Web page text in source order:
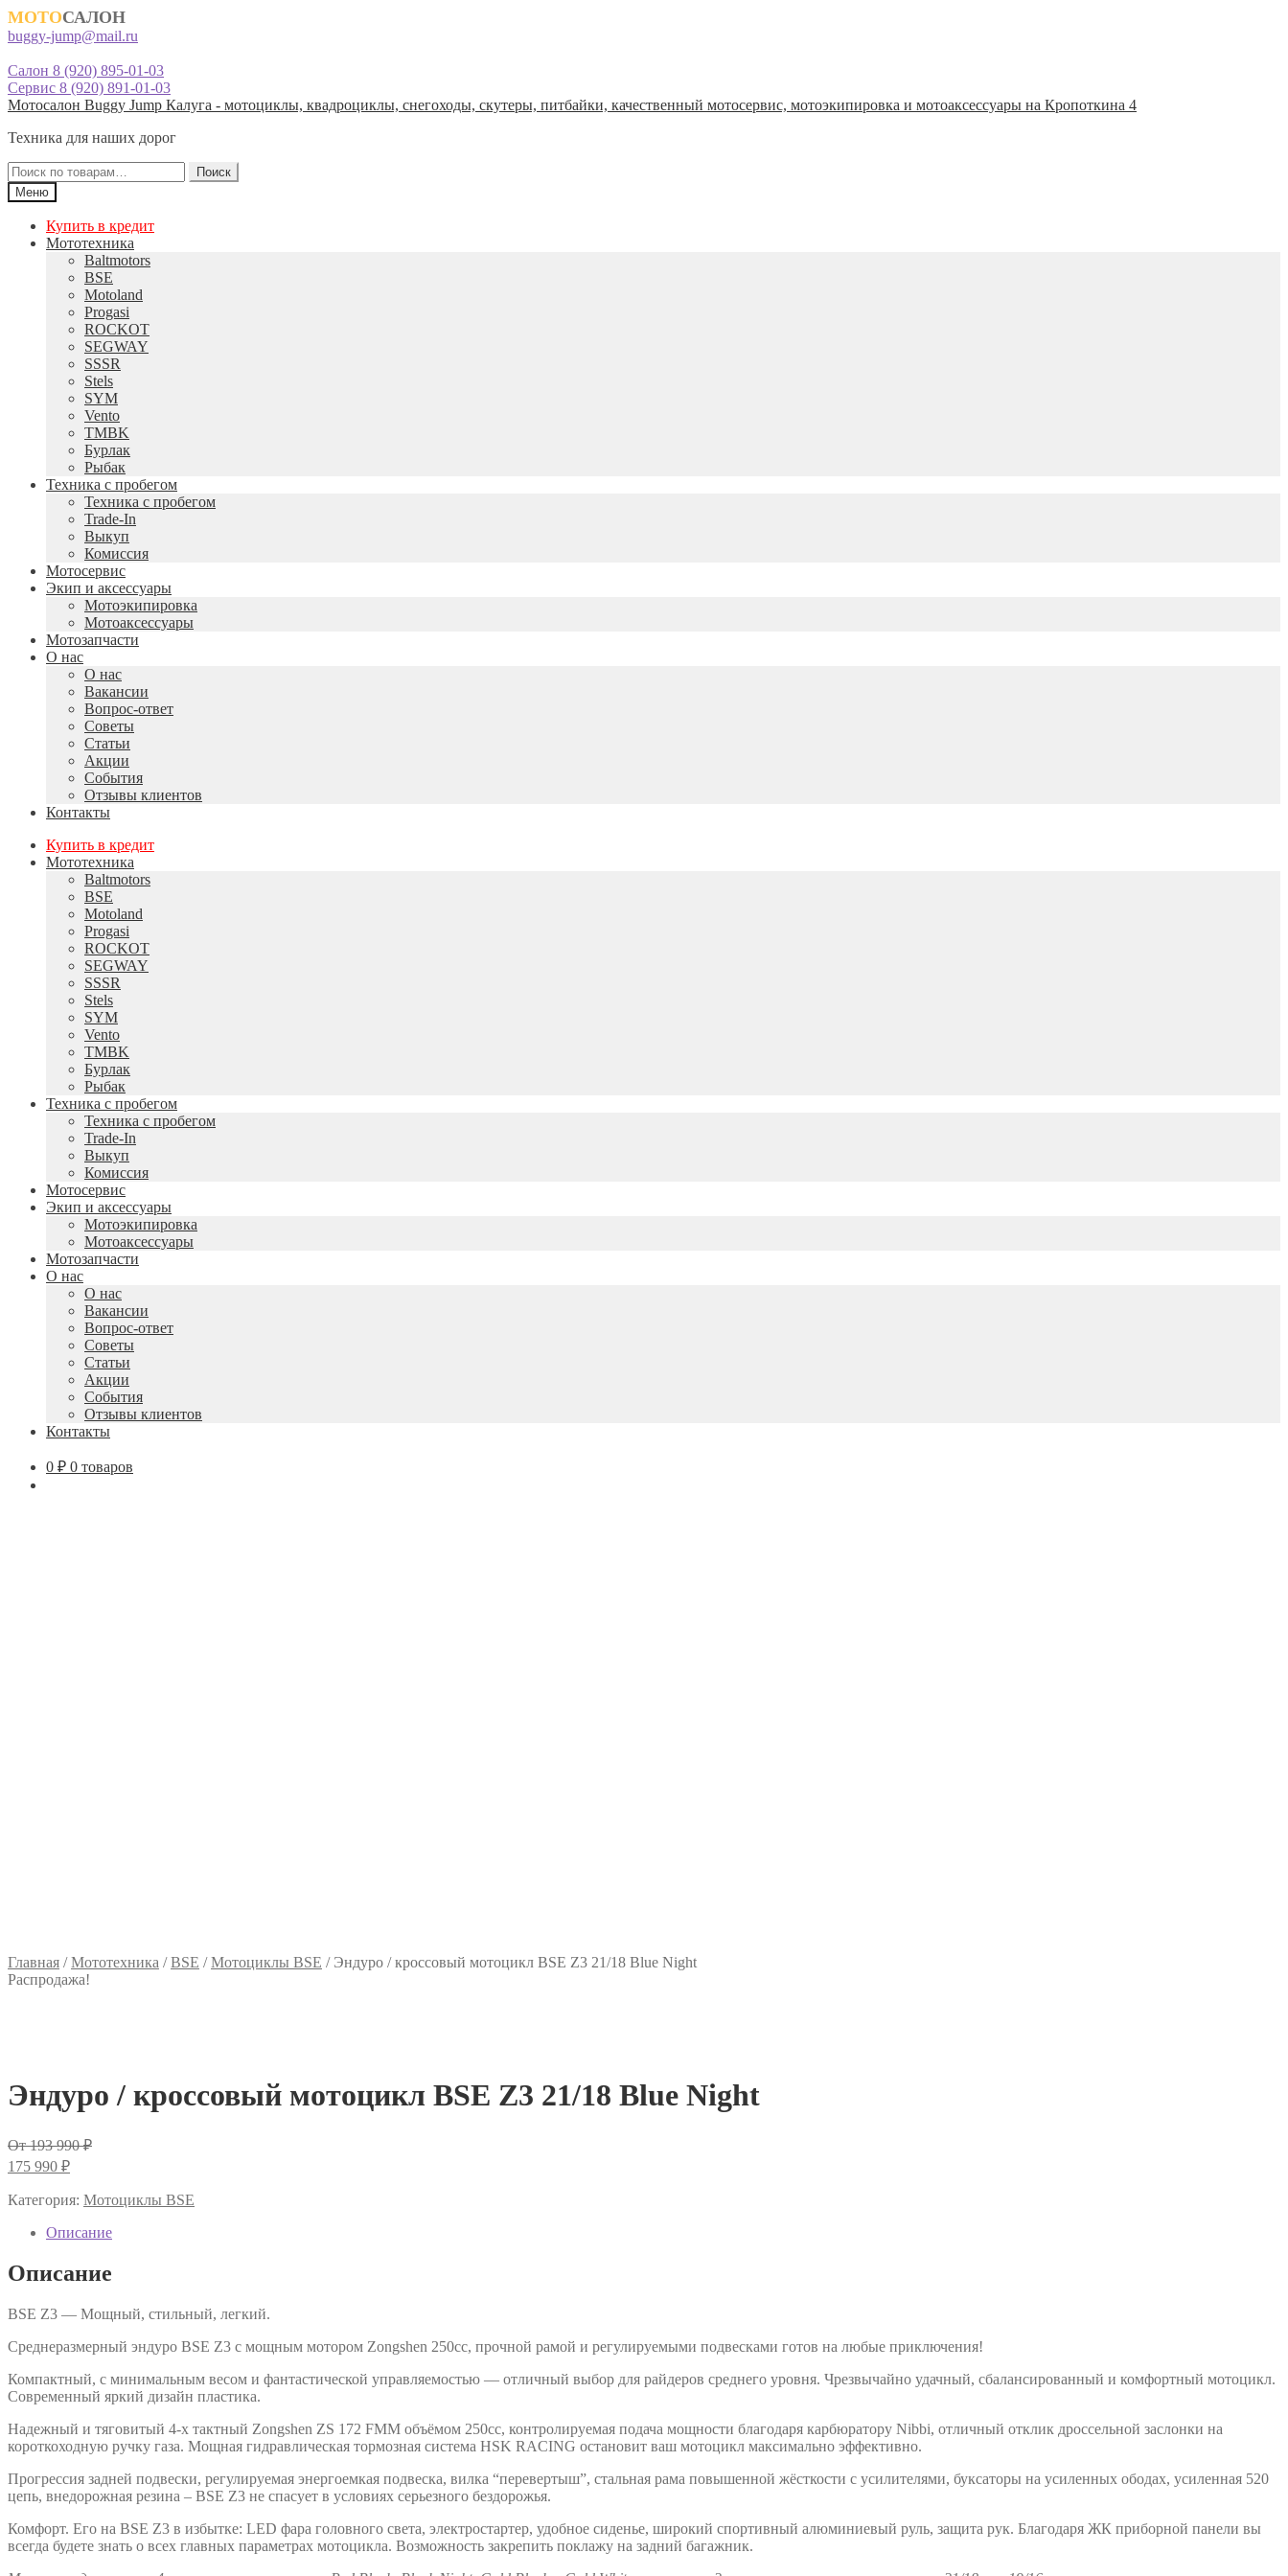
МОТОСАЛОН
buggy-jump@mail.ru
Салон 8 (920) 895-01-03
Сервис 8 (920) 891-01-03
Перейти
навигации
Перейти
содержимому
Мотосалон Buggy Jump Калуга - мотоциклы, квадроциклы, снегоходы, скутеры, питбайки, качественный мотосервис, мотоэкипировка и мотоаксессуары на Кропоткина 4
Техника для наших дорог
Искать:
Поиск
Меню
Купить в кредит
Мототехника
Baltmotors
BSE
Motoland
Progasi
ROCKOT
SEGWAY
SSSR
Stels
SYM
Vento
TMBK
Бурлак
Рыбак
Техника с пробегом
Техника с пробегом
Trade-In
Выкуп
Комиссия
Мотосервис
Экип и аксессуары
Мотоэкипировка
Мотоаксессуары
Мотозапчасти
О нас
О нас
Вакансии
Вопрос-ответ
Советы
Статьи
Акции
События
Отзывы клиентов
Контакты
Купить в кредит
Мототехника
Baltmotors
BSE
Motoland
Progasi
ROCKOT
SEGWAY
SSSR
Stels
SYM
Vento
TMBK
Бурлак
Рыбак
Техника с пробегом
Техника с пробегом
Trade-In
Выкуп
Комиссия
Мотосервис
Экип и аксессуары
Мотоэкипировка
Мотоаксессуары
Мотозапчасти
О нас
О нас
Вакансии
Вопрос-ответ
Советы
Статьи
Акции
События
Отзывы клиентов
Контакты
0 ₽ 0 товаров
Главная /Мототехника /BSE /Мотоциклы BSE / Эндуро / кроссовый мотоцикл BSE Z3 21/18 Blue Night
Распродажа!
Эндуро / кроссовый мотоцикл BSE Z3 21/18 Blue Night
От193 990₽Первоначальная
193
990 ₽.
175 990 ₽Текущая
175
Категория: Мотоциклы BSE
Описание
Описание
BSE Z3 — Мощный, cтильный, легкий.
Среднеразмерный эндуро BSE Z3 с мощным мотором Zongshen 250сс, прочной рамой и регулируемыми подвесками готов на любые приключения!
Компактный, с минимальным весом и фантастической управляемостью — отличный выбор для райдеров среднего уровня. Чрезвычайно удачный, сбалансированный и комфортный мотоцикл.
Современный яркий дизайн пластика.
Надежный и тяговитый 4-х тактный Zongshen ZS 172 FMM объёмом 250сс, контролируемая подача мощности благодаря карбюратору Nibbi, отличный отклик дроссельной заслонки на
короткоходную ручку газа. Мощная гидравлическая тормозная система HSK RACING остановит ваш мотоцикл максимально эффективно.
Прогрессия задней подвески, регулируемая энергоемкая подвеска, вилка “перевертыш”, стальная рама повышенной жёсткости с усилителями, буксаторы на усиленных ободах, усиленная 520
цепь, внедорожная резина – BSE Z3 не спасует в условиях серьезного бездорожья.
Комфорт. Его на BSE Z3 в избытке: LED фара головного света, электростартер, удобное сиденье, широкий спортивный алюминиевый руль, защита рук. Благодаря ЖК приборной панели вы
всегда будете знать о всех главных параметрах мотоцикла. Возможность закрепить поклажу на задний багажник.